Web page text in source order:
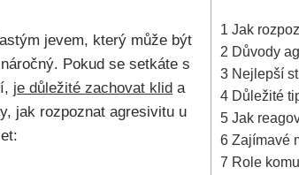
1 Jak
2 Důvody
3 Nejlepší
4 Důležité
5 Jak
6 Zajímavé
7 Role
jevem, který může být
Pokud se setkáte s
je důležité zachovat klid a
jak rozpoznat agresivitu u